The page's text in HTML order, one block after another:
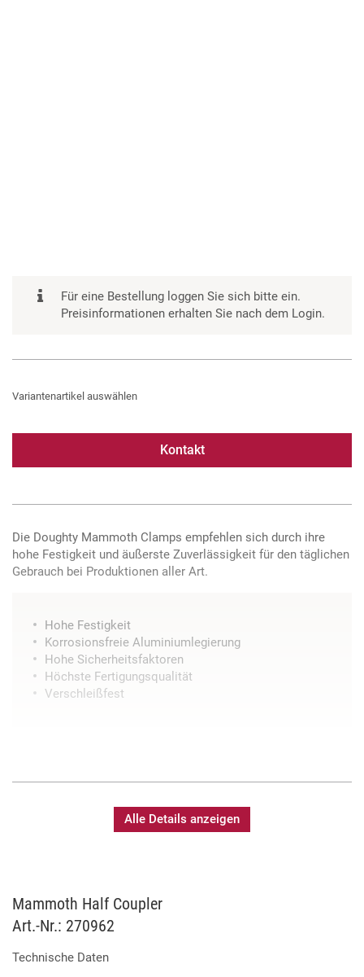
Für eine Bestellung loggen Sie sich bitte ein.
Preisinformationen erhalten Sie nach dem Login.
Variantenartikel auswählen
Kontakt
Die Doughty Mammoth Clamps empfehlen sich durch ihre
hohe Festigkeit und äußerste Zuverlässigkeit für den täglichen
Gebrauch bei Produktionen aller Art.
Hohe Festigkeit
Korrosionsfreie Aluminiumlegierung
Hohe Sicherheitsfaktoren
Höchste Fertigungsqualität
Verschleißfest
Alle Details anzeigen
Mammoth Half Coupler
Art.-Nr.: 270962
Technische Daten